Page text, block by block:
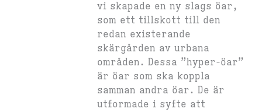
vi skapade en ny slags öar,
som ett tillskott till den
redan existerande
skärgården av urbana
områden. Dessa ”hyper-öar”
är öar som ska koppla
samman andra öar. De är
utformade i syfte att